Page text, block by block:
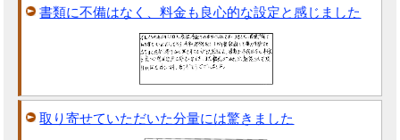
書類に不備はなく、料金も良心的な設定と感じました
取り寄せていただいた分量には驚きました